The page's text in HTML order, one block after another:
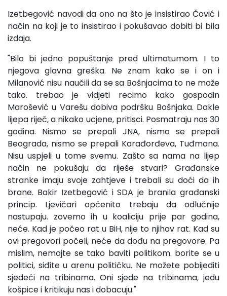
Izetbegović navodi da ono na što je insistirao Čović i
način na koji je to insistirao i pokušavao dobiti bi bila
izdaja.
"Bilo bi jedno popuštanje pred ultimatumom. I to
njegova glavna greška. Ne znam kako se i on i
Milanović nisu naučili da se sa Bošnjacima to ne može
tako. trebao je vidjeti recimo kako gospodin
Marošević u Varešu dobiva podršku Bošnjaka. Dakle
lijepa riječ, a nikako ucjene, pritisci. Posmatraju nas 30
godina. Nismo se prepali JNA, nismo se prepali
Beograda, nismo se prepali Karađorđeva, Tuđmana.
Nisu uspjeli u tome svemu. Zašto sa nama na lijep
način ne pokušaju da riješe stvari? Građanske
stranke imaju svoje zahtjeve i trebali su doći da ih
brane. Bakir Izetbegović i SDA je branila građanski
princip. Ljevičari općenito trebaju da odlučnije
nastupaju. zovemo ih u koaliciju prije par godina,
neće. Kad je počeo rat u BiH, nije to njihov rat. Kad su
ovi pregovori počeli, neće da dođu na pregovore. Pa
mislim, nemojte se tako baviti politikom. borite se u
politici, siđite u arenu političku. Ne možete pobijediti
sjedeći na tribinama. Oni sjede na tribinama, jedu
košpice i kritikuju nas i dobacuju."